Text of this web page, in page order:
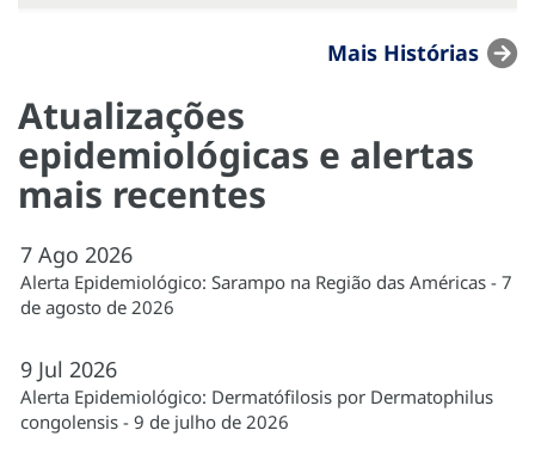
Mais Histórias
Atualizações
epidemiológicas e alertas
mais recentes
7 Ago 2026
Alerta Epidemiológico: Sarampo na Região das Américas - 7
de agosto de 2026
9 Jul 2026
Alerta Epidemiológico: Dermatófilosis por Dermatophilus
congolensis - 9 de julho de 2026